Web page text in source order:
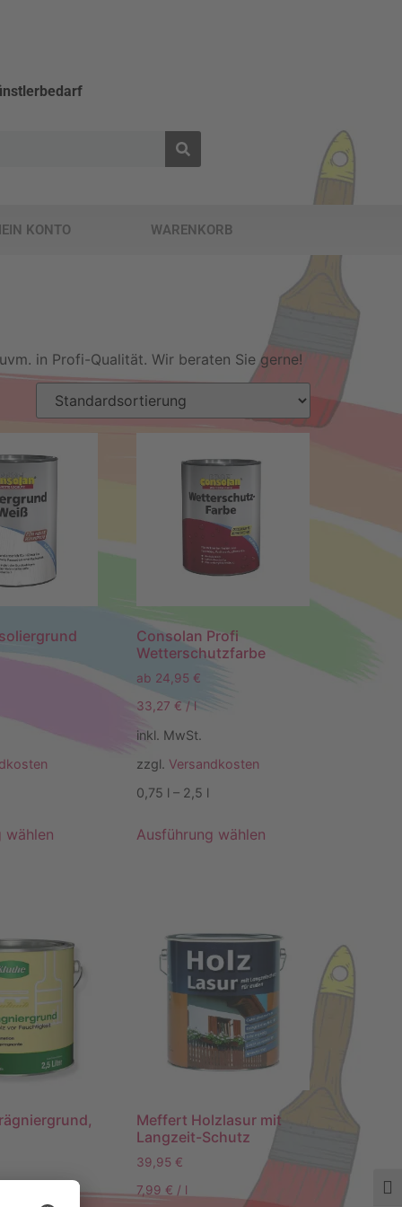
KONTO WARENKORB
in Profi-Qualität. Wir beraten Sie gerne!
wählen
Consolan Profi
Wetterschutzfarbe
ab 24,95 €
33,27 € / l
inkl. MwSt.
zzgl. Versandkosten
0,75 l – 2,5 l
Ausführung wählen
Meffert Holzlasur mit
Langzeit-Schutz
39,95 €
7,99 € / l